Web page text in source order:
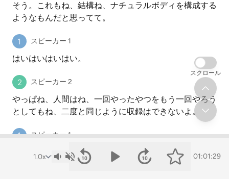
そう。これもね、結構ね、ナチュラルボディを構成する
ようなもんだと思ってて。
スピーカー 1
はいはいはいはい。
スピーカー 2
やっぱね、人間はね、一回やったやつをもう一回やろう
としてもね、二度と同じように収録はできないよ。
スピーカー 1
いやー、もう身に覚えしかないな、本当に。 01:01:29
スクロール